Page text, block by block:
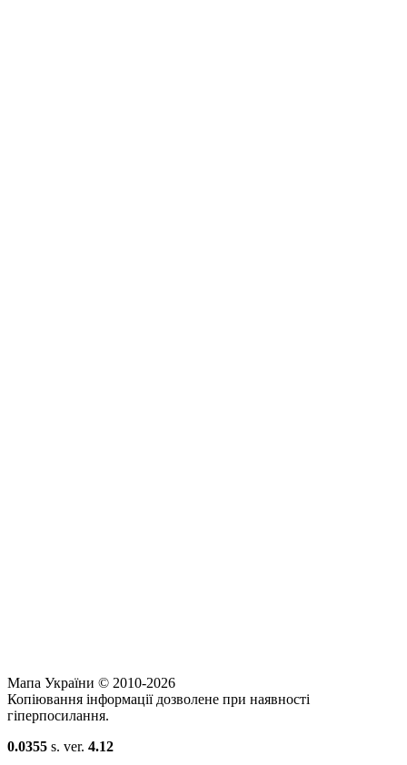
Мапа України © 2010-2026
Копіювання інформації дозволене при наявності
гіперпосилання.
0.0355 s. ver. 4.12